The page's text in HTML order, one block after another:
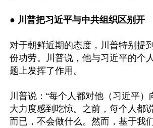
● 川普把习近平与中共组织区别开
对于朝鲜近期的态度，川普特别提
份功劳。川普说，他与习近平的个
题上发挥了作用。
川普说：“每个人都对他（习近平）
大力度感到吃惊。之前，每个人都
而已，不会做什么。然而，基于我